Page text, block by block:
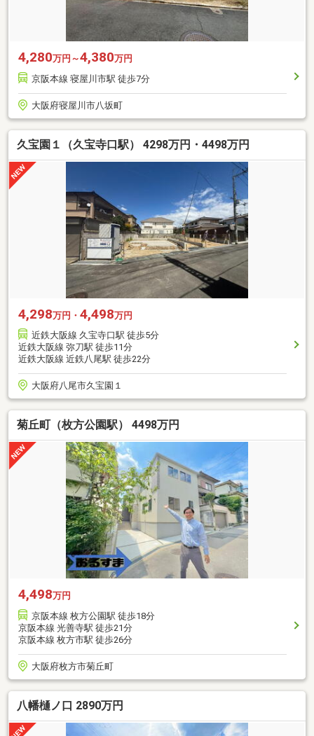
4,280万円～4,380万円
京阪本線 寝屋川市駅 徒歩7分
大阪府寝屋川市八坂町
久宝園１（久宝寺口駅） 4298万円・4498万円
4,298万円・ 4,498万円
近鉄大阪線 久宝寺口駅 徒歩5分
近鉄大阪線 弥刀駅 徒歩11分
近鉄大阪線 近鉄八尾駅 徒歩22分
大阪府八尾市久宝園１
菊丘町（枚方公園駅） 4498万円
4,498万円
京阪本線 枚方公園駅 徒歩18分
京阪本線 光善寺駅 徒歩21分
京阪本線 枚方市駅 徒歩26分
大阪府枚方市菊丘町
八幡樋ノ口 2890万円